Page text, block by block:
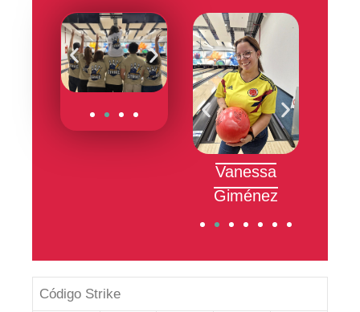
Vanessa
Giménez
Código Strike